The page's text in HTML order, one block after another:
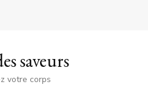
saveurs
votre corps